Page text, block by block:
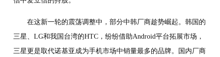
在这新一轮的震荡调整中，部分中韩厂商趁势崛起。韩国的
三星、LG和我国台湾的HTC，纷纷借助Android平台拓展市场，
三星更是取代诺基亚成为手机市场中销量最多的品牌。国内厂商